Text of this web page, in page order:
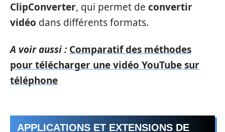
ClipConverter, qui permet de convertir
vidéo dans différents formats.
A voir aussi : Comparatif des méthodes
pour télécharger une vidéo YouTube sur
téléphone
APPLICATIONS ET EXTENSIONS DE